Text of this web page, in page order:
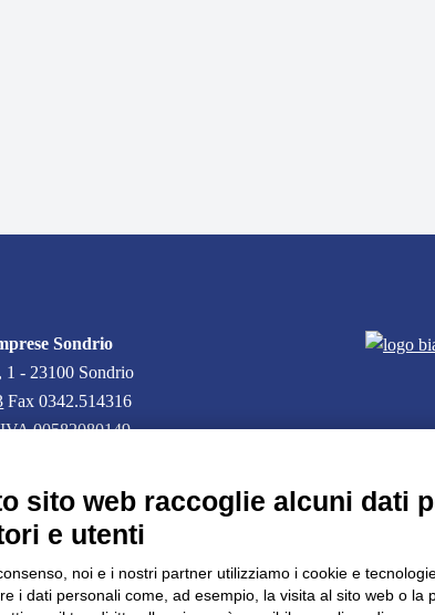
Sondrio
1 - 23100 Sondrio
Fax 0342.514316
00582080149
privacy Cookie Policy Dichiarazione di accessibilità
sito web raccoglie alcuni dati
e utenti
noi e i nostri partner utilizziamo i cookie e
i dati personali come, ad esempio, la visita al sito web o la